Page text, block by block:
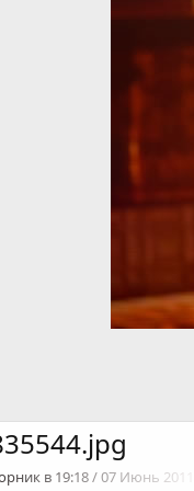
в 19:18 / 07 Июнь